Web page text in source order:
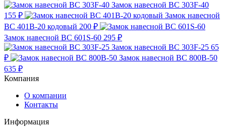
Замок навесной ВС 303F-40
155 ₽
Замок навесной
ВС 401B-20 кодовый 200 ₽
Замок навесной ВС 601S-60 295 ₽
Замок навесной ВС 303F-25 65
₽
Замок навесной ВС 800B-50
635 ₽
Компания
О компании
Контакты
Информация